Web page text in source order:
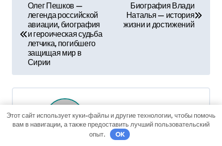
г
а
ц
Олег Пешков —
легенда российской
авиации, биография
и героическая судьба
летчика, погибшего
защищая мир в
Сирии
Биография Влади
Наталья — история
жизни и достижений
Bysib_ecometal
Этот сайт использует куки-файлы и другие технологии, чтобы помочь
вам в навигации, а также предоставить лучший пользовательский
опыт.
OK